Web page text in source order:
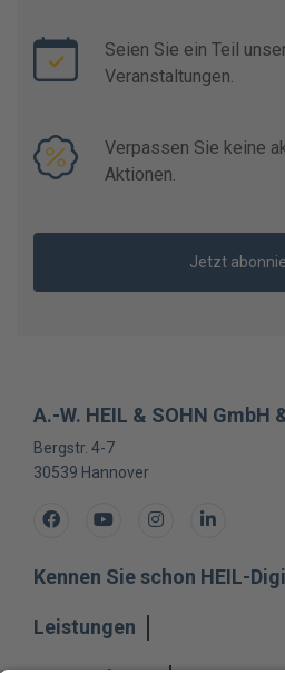
Seien Sie ein Teil
Veranstaltungen.
Verpassen Sie keine
Aktionen.
Jetzt
A.-W. HEIL & SOHN GmbH
Bergstr. 4-7
30539 Hannover
FacebookYoutubeInstagramLinkedIn
Kennen Sie schon HEIL-
Leistungen